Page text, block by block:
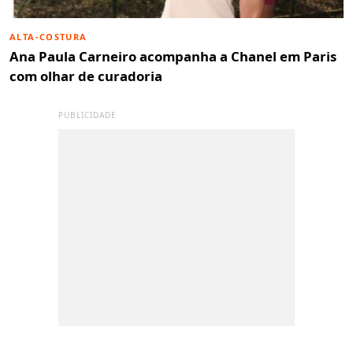
ALTA-COSTURA
Ana Paula Carneiro acompanha a Chanel em Paris
com olhar de curadoria
PUBLICIDADE